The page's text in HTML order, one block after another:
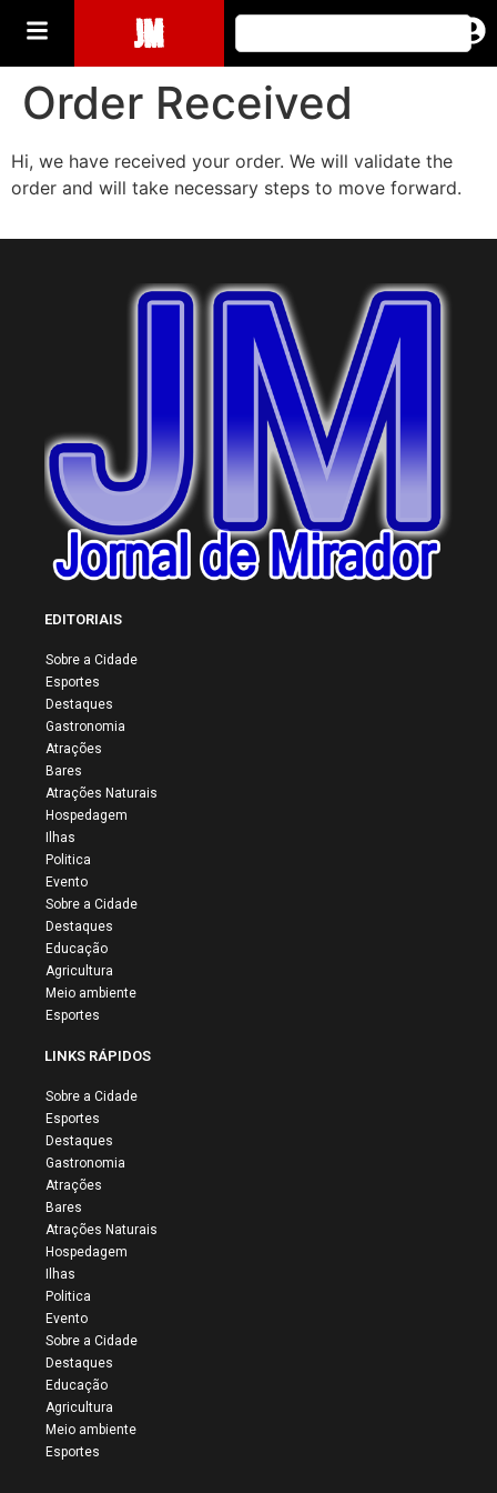
JM
Order Received
Hi, we have received your order. We will validate the
order and will take necessary steps to move forward.
EDITORIAIS
Sobre a Cidade
Esportes
Destaques
Gastronomia
Atrações
Bares
Atrações Naturais
Hospedagem
Ilhas
Politica
Evento
Sobre a Cidade
Destaques
Educação
Agricultura
Meio ambiente
Esportes
LINKS RÁPIDOS
Sobre a Cidade
Esportes
Destaques
Gastronomia
Atrações
Bares
Atrações Naturais
Hospedagem
Ilhas
Politica
Evento
Sobre a Cidade
Destaques
Educação
Agricultura
Meio ambiente
Esportes